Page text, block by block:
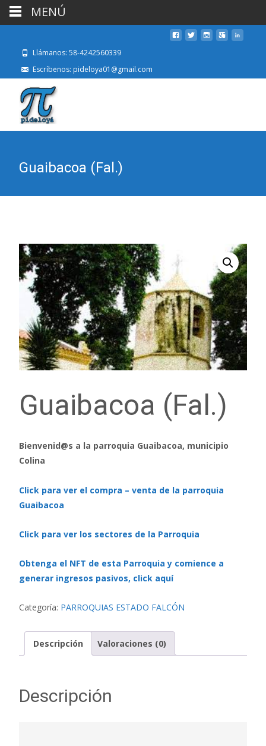
Llámanos: 58-4242560339
Escríbenos: pideloya01@gmail.com
Guaibacoa (Fal.)
Guaibacoa (Fal.)
Bienvenid@s a la parroquia Guaibacoa, municipio
Colina
Click para ver el compra – venta de la parroquia
Guaibacoa
Click para ver los sectores de la Parroquia
Obtenga el NFT de esta Parroquia y comience a
generar ingresos pasivos, click aquí
Categoría: PARROQUIAS ESTADO FALCÓN
Descripción Valoraciones (0)
Descripción
MENÚ